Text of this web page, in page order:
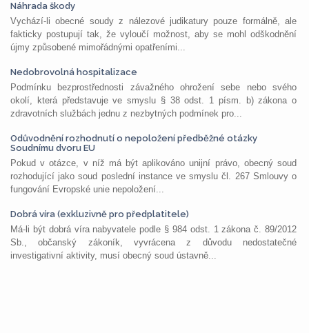
Náhrada škody
Vychází-li obecné soudy z nálezové judikatury pouze formálně, ale
fakticky postupují tak, že vyloučí možnost, aby se mohl odškodnění
újmy způsobené mimořádnými opatřeními...
Nedobrovolná hospitalizace
Podmínku bezprostřednosti závažného ohrožení sebe nebo svého
okolí, která představuje ve smyslu § 38 odst. 1 písm. b) zákona o
zdravotních službách jednu z nezbytných podmínek pro...
Odůvodnění rozhodnutí o nepoložení předběžné otázky
Soudnímu dvoru EU
Pokud v otázce, v níž má být aplikováno unijní právo, obecný soud
rozhodující jako soud poslední instance ve smyslu čl. 267 Smlouvy o
fungování Evropské unie nepoložení...
Dobrá víra (exkluzivně pro předplatitele)
Má-li být dobrá víra nabyvatele podle § 984 odst. 1 zákona č. 89/2012
Sb., občanský zákoník, vyvrácena z důvodu nedostatečné
investigativní aktivity, musí obecný soud ústavně...